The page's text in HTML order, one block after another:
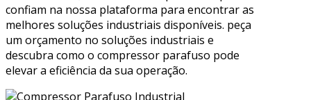
confiam na nossa plataforma para encontrar as
melhores soluções industriais disponíveis. peça
um orçamento no soluções industriais e
descubra como o compressor parafuso pode
elevar a eficiência da sua operação.